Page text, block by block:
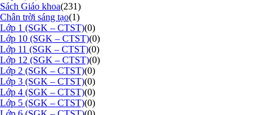
Sách Giáo khoa(231)
Chân trời sáng tạo(1)
Lớp 1 (SGK – CTST)(0)
Lớp 10 (SGK – CTST)(0)
Lớp 11 (SGK – CTST)(0)
Lớp 12 (SGK – CTST)(0)
Lớp 2 (SGK – CTST)(0)
Lớp 3 (SGK – CTST)(0)
Lớp 4 (SGK – CTST)(0)
Lớp 5 (SGK – CTST)(0)